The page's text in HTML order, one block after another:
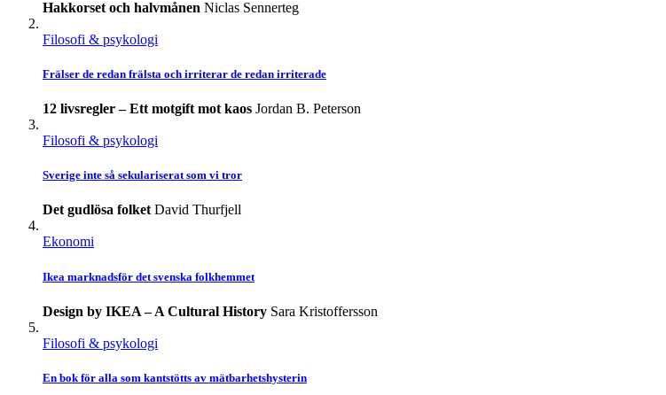
Hakkorset och halvmånen Niclas Sennerteg
Filosofi & psykologi
Frälser de redan frälsta och irriterar de redan irriterade
12 livsregler – Ett motgift mot kaos Jordan B. Peterson
Filosofi & psykologi
Sverige inte så sekulariserat som vi tror
Det gudlösa folket David Thurfjell
Ekonomi
Ikea marknadsför det svenska folkhemmet
Design by IKEA – A Cultural History Sara Kristoffersson
Filosofi & psykologi
En bok för alla som kantstötts av mätbarhetshysterin